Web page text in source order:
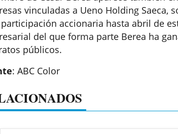
vinculadas a Ueno Holding Saeca,
accionaria hasta abril de
del que forma parte Berea ha
públicos.
: ABC Color